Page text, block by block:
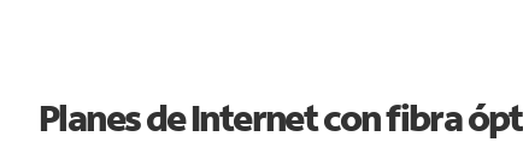
Planes de Internet con fibra